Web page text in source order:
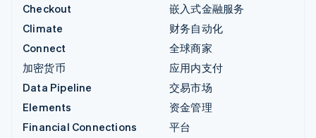
Checkout
Climate
Connect
加密货币
Data Pipeline
Elements
Financial Connections
嵌入式金融服务
财务自动化
全球商家
应用内支付
交易市场
资金管理
平台